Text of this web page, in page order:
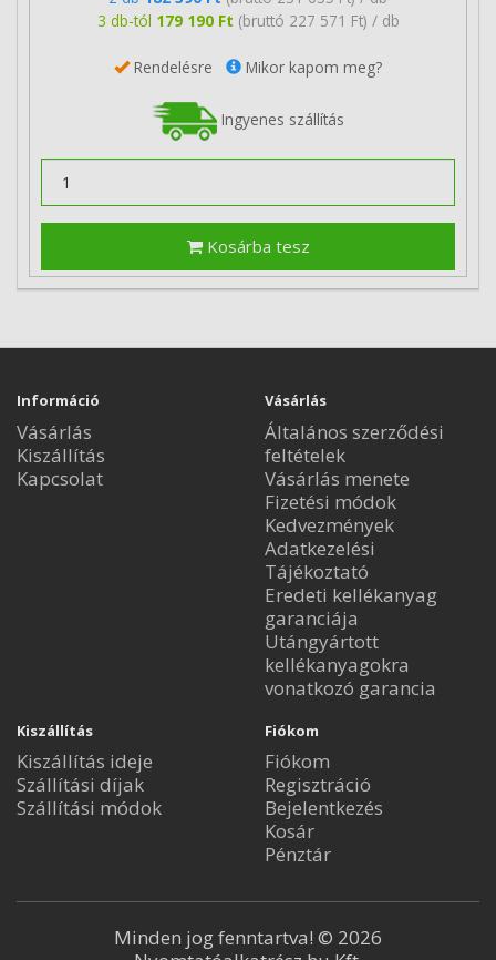
3 db-tól 179 190 Ft (bruttó 227 571 Ft) / db
Rendelésre Mikor kapom meg?
Ingyenes szállítás
Kosárba tesz
Információ
Vásárlás
Kiszállítás
Kapcsolat
Vásárlás
Általános szerződési
feltételek
Vásárlás menete
Fizetési módok
Kedvezmények
Adatkezelési
Tájékoztató
Eredeti kellékanyag
garanciája
Utángyártott
kellékanyagokra
vonatkozó garancia
Kiszállítás
Kiszállítás ideje
Szállítási díjak
Szállítási módok
Fiókom
Fiókom
Regisztráció
Bejelentkezés
Kosár
Pénztár
Minden jog fenntartva! © 2026